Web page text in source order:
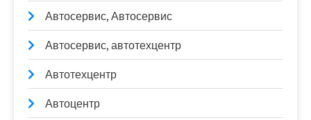
Автосервис, Автосервис
Автосервис, автотехцентр
Автотехцентр
Автоцентр